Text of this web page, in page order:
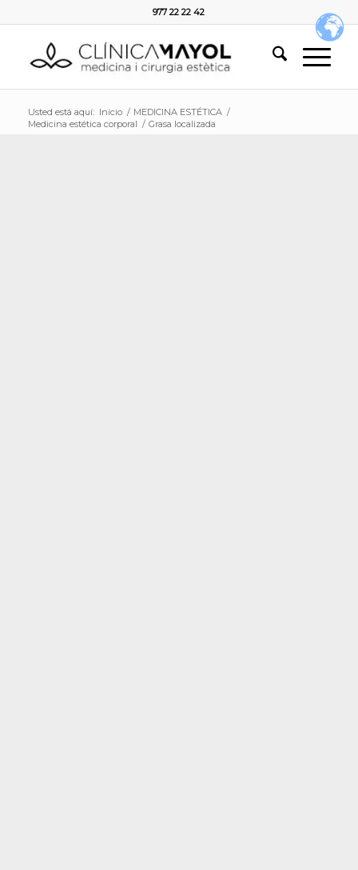
977 22 22 42
Usted está aquí: Inicio / MEDICINA ESTÉTICA /
Medicina estética corporal / Grasa localizada